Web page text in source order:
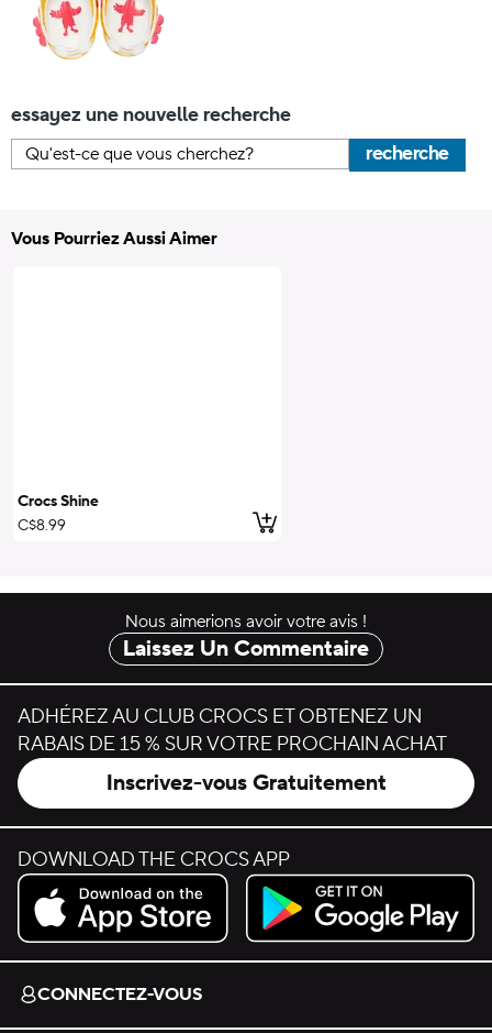
essayez une nouvelle recherche
recherche
Vous Pourriez Aussi Aimer
Crocs Shine
C$8.99
ajouter au panier
Nous aimerions avoir votre avis !
Laissez Un Commentaire
ADHÉREZ AU CLUB CROCS ET OBTENEZ UN
RABAIS DE 15 % SUR VOTRE PROCHAIN ACHAT
Inscrivez-vous Gratuitement
DOWNLOAD THE CROCS APP
Download on the App Store.
Get it on Google Play.
CONNECTEZ-VOUS